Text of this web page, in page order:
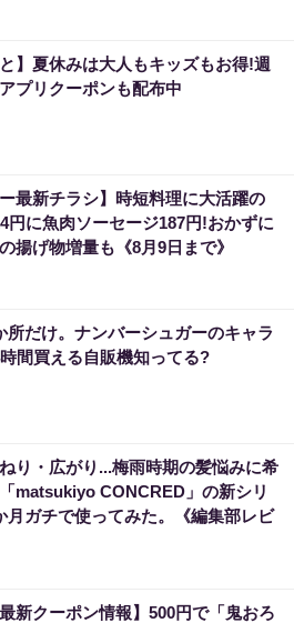
と】夏休みは大人もキッズもお得!週
プリクーポンも配布中
ー最新チラシ】時短料理に大活躍の
円に魚肉ソーセージ187円!おかずに
揚げ物増量も《8月9日まで》
所だけ。ナンバーシュガーのキャラ
間買える自販機知ってる?
り・広がり...梅雨時期の髪悩みに希
matsukiyo CONCRED」の新シリ
月ガチで使ってみた。《編集部レビ
最新クーポン情報】500円で「鬼おろ